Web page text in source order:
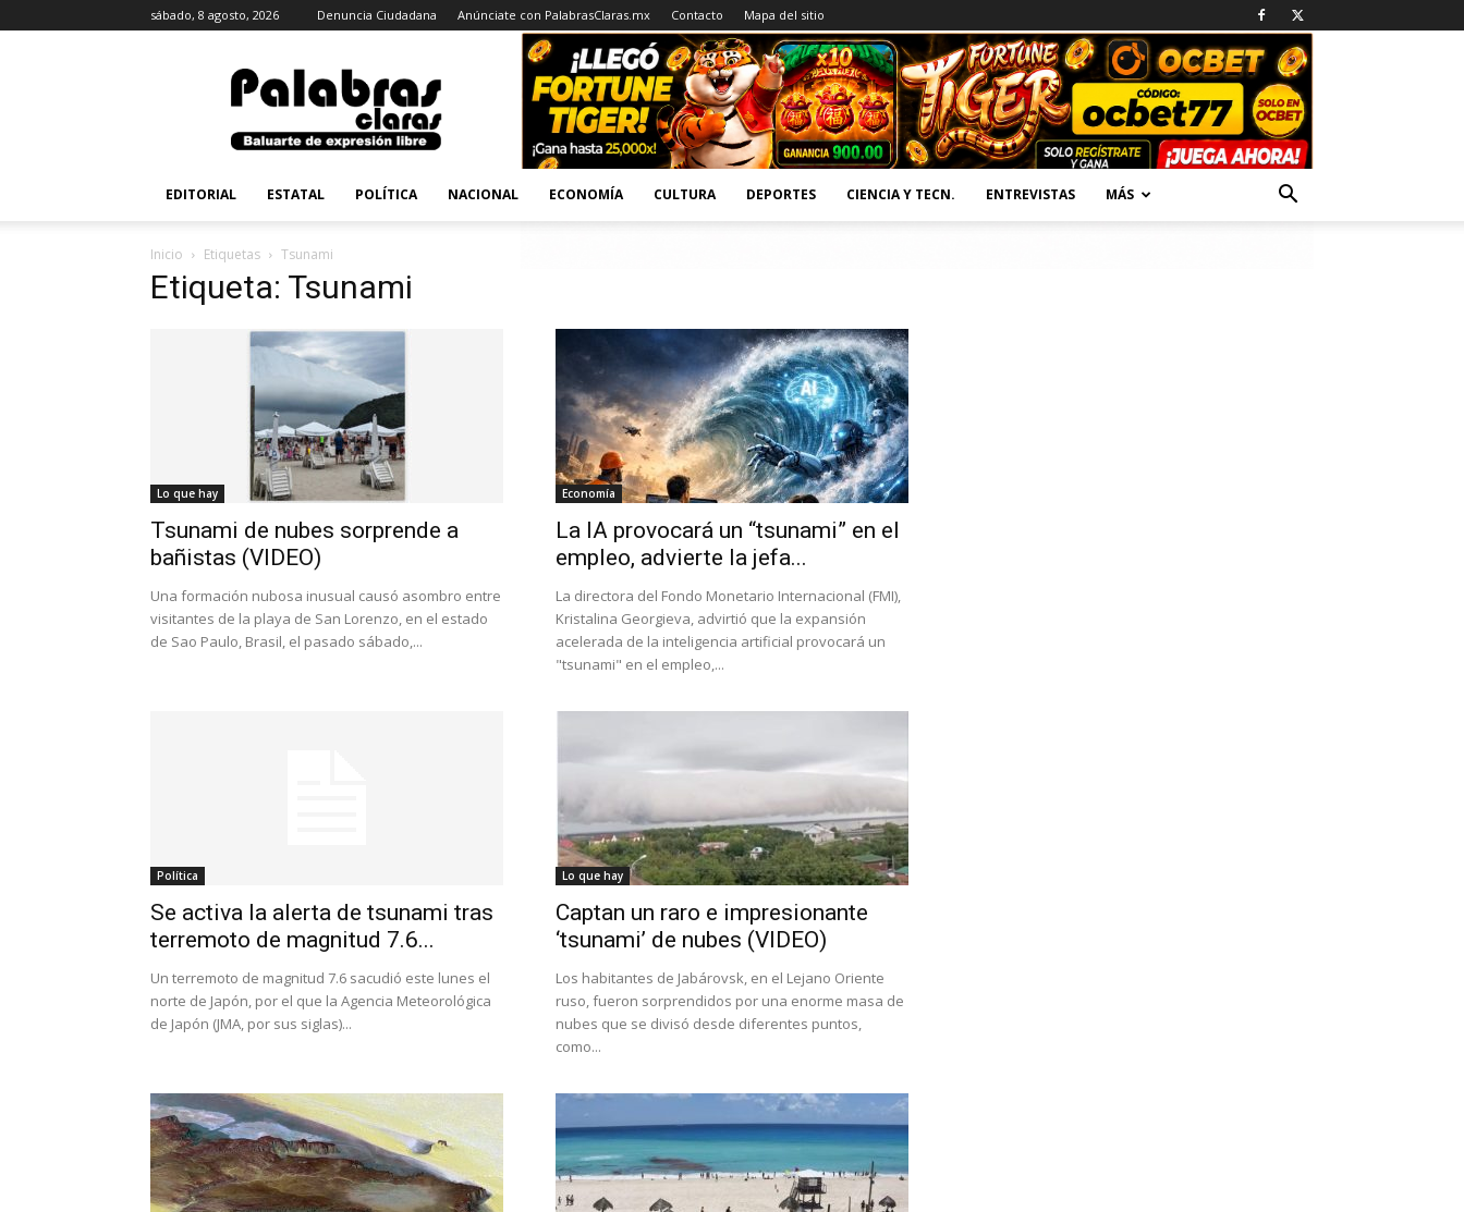
sábado, 8 agosto, 2026 Denuncia Ciudadana Anúnciate con PalabrasClaras.mx Contacto Mapa del sitio
PalabrasClaras.mx
EDITORIAL ESTATAL POLÍTICA NACIONAL ECONOMÍA CULTURA DEPORTES CIENCIA Y TECN. ENTREVISTAS MÁS
Inicio Etiquetas Tsunami
Etiqueta: Tsunami
Lo que hay
Tsunami de nubes sorprende a
bañistas (VIDEO)
Una formación nubosa inusual causó asombro entre
visitantes de la playa de San Lorenzo, en el estado
de Sao Paulo, Brasil, el pasado sábado,...
Economía
La IA provocará un “tsunami” en el
empleo, advierte la jefa...
La directora del Fondo Monetario Internacional (FMI),
Kristalina Georgieva, advirtió que la expansión
acelerada de la inteligencia artificial provocará un
"tsunami" en el empleo,...
Política
Se activa la alerta de tsunami tras
terremoto de magnitud 7.6...
Un terremoto de magnitud 7.6 sacudió este lunes el
norte de Japón, por el que la Agencia Meteorológica
de Japón (JMA, por sus siglas)...
Lo que hay
Captan un raro e impresionante
‘tsunami’ de nubes (VIDEO)
Los habitantes de Jabárovsk, en el Lejano Oriente
ruso, fueron sorprendidos por una enorme masa de
nubes que se divisó desde diferentes puntos,
como...